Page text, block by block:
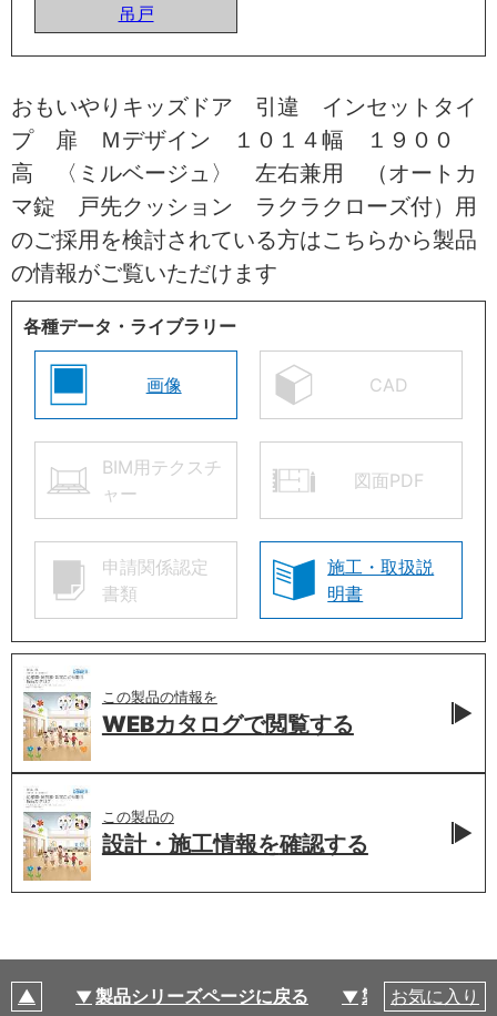
吊戸
おもいやりキッズドア 引違 インセットタイ
プ 扉 Ｍデザイン １０１４幅 １９００
高 〈ミルベージュ〉 左右兼用 （オートカ
マ錠 戸先クッション ラクラクローズ付）用
のご採用を検討されている方はこちらから製品
の情報がご覧いただけます
各種データ・ライブラリー
画像 CAD
BIM用テクスチ
ャー
図面PDF
申請関係認定
書類
施工・取扱説
明書
この製品の情報を
WEBカタログで閲覧する
この製品の
設計・施工情報を確認する
製品シリーズページに戻る 製品仕様
お気に入り